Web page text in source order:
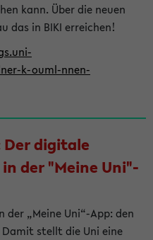
kann. Über die neuen
das in BIKI erreichen!
k-ouml-nnen-
Der digitale
der "Meine Uni"-
„Meine Uni“-App: den
stellt die Uni eine